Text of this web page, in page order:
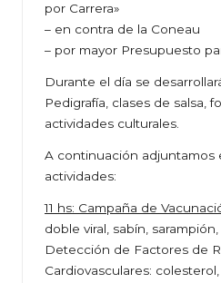
por Carrera»
– en contra de la Coneau
– por mayor Presupuesto
Durante el día se
Pedigrafía, clases de salsa,
actividades culturales.
A continuación adjuntamos
actividades:
11 hs: Campaña de
doble viral, sabín,
Detección de Factores de
Cardiovasculares: